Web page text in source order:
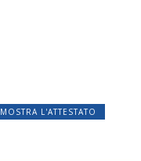
MOSTRA L'ATTESTATO